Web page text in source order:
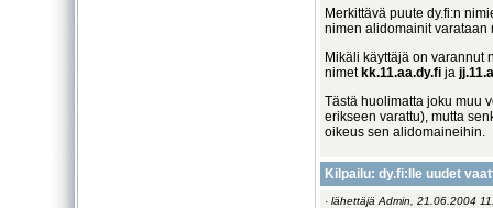
Merkittävä puute dy.fi:n
nimen alidomainit varataan
Mikäli käyttäjä on varannut
nimet kk.11.aa.dy.fi ja
Tästä huolimatta joku muu
erikseen varattu), mutta
oikeus sen alidomaineihin.
Kilpailu: dy.fi:lle uudet
· lähettäjä Admin, 21.06.2004